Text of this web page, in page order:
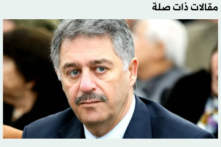
مقالات ذات صلة